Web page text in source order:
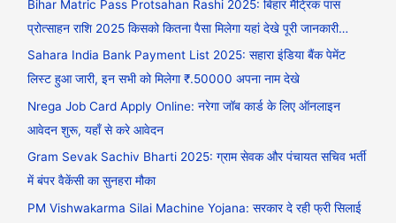
Bihar Matric Pass Protsahan Rashi 2025: बिहार मैट्रिक पास
प्रोत्साहन राशि 2025 किसको कितना पैसा मिलेगा यहां देखे पूरी जानकारी…
Sahara India Bank Payment List 2025: सहारा इंडिया बैंक पेमेंट
लिस्ट हुआ जारी, इन सभी को मिलेगा ₹.50000 अपना नाम देखे
Nrega Job Card Apply Online: नरेगा जॉब कार्ड के लिए ऑनलाइन
आवेदन शुरू, यहाँ से करे आवेदन
Gram Sevak Sachiv Bharti 2025: ग्राम सेवक और पंचायत सचिव भर्ती
में बंपर वैकेंसी का सुनहरा मौका
PM Vishwakarma Silai Machine Yojana: सरकार दे रही फ्री सिलाई